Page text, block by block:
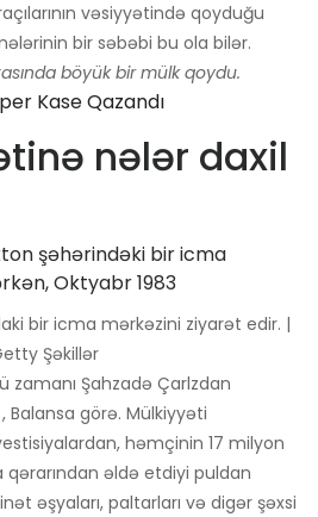
vəsiyyətində qoyduğu
bir səbəbi bu ola bilər.
böyük bir mülk qoydu.
Kase Qazandı
nələr daxil
bir icma mərkəzini ziyarət edir. |
Şəkillər
zamanı Şahzadə Çarlzdan
, Balansa görə. Mülkiyyəti
həmçinin 17 milyon
əldə etdiyi puldan
əşyaları, paltarları və digər şəxsi